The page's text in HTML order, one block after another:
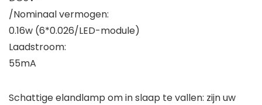
/Nominaal vermogen:
0.16w (6*0.026/LED-module)
Laadstroom:
55mA
Schattige elandlamp om in slaap te vallen: zijn uw